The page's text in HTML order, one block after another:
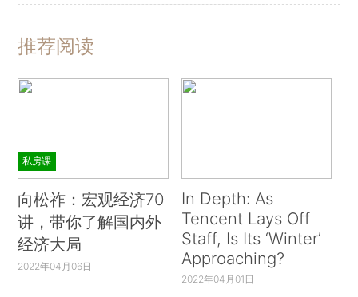
推荐阅读
私房课
向松祚：宏观经济70
讲，带你了解国内外
经济大局
2022年04月06日
In Depth: As
Tencent Lays Off
Staff, Is Its ‘Winter’
Approaching?
2022年04月01日